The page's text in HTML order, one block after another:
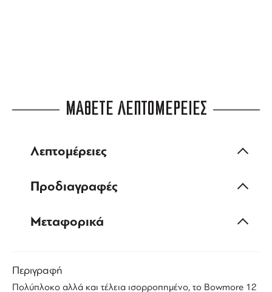
ΜΑΘΕΤΕ ΛΕΠΤΟΜΕΡΕΙΕΣ
Λεπτομέρειες
Προδιαγραφές
Μεταφορικά
Περιγραφή
Πολύπλοκο αλλά και τέλεια ισορροπημένο, το Bowmore 12